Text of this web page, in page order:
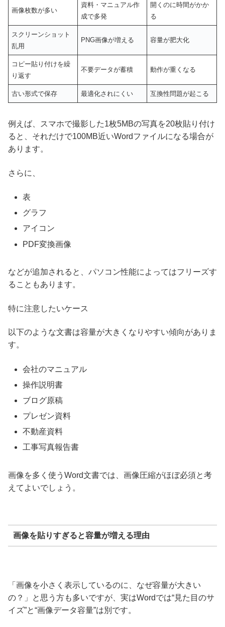
画像枚数が多い
資料・マニュアル作
成で多発
開くのに時間がかか
る
スクリーンショット
乱用
PNG画像が増える 容量が肥大化
コピー貼り付けを繰
り返す
不要データが蓄積 動作が重くなる
古い形式で保存 最適化されにくい 互換性問題が起こる
例えば、スマホで撮影した1枚5MBの写真を20枚貼り付け
ると、それだけで100MB近いWordファイルになる場合が
あります。
さらに、
表
グラフ
アイコン
PDF変換画像
などが追加されると、パソコン性能によってはフリーズす
ることもあります。
特に注意したいケース
以下のような文書は容量が大きくなりやすい傾向がありま
す。
会社のマニュアル
操作説明書
ブログ原稿
プレゼン資料
不動産資料
工事写真報告書
画像を多く使うWord文書では、画像圧縮がほぼ必須と考
えてよいでしょう。
画像を貼りすぎると容量が増える理由
「画像を小さく表示しているのに、なぜ容量が大きい
の？」と思う方も多いですが、実はWordでは“見た目のサ
イズ”と“画像データ容量”は別です。